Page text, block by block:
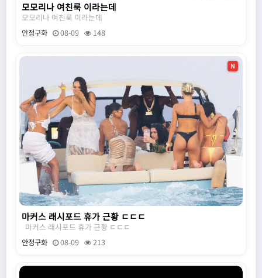
모모리나 여친룩 이라는데
모모리나 여친룩 이라는데
안정구화 08-09 148
N
마커스 래시포드 휴가 근황 ㄷㄷㄷ
마커스 래시포드 휴가 근황 ㄷㄷㄷ
안정구화 08-09 213